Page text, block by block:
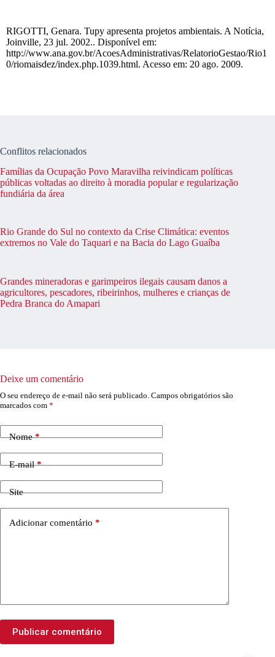
RIGOTTI, Genara. Tupy apresenta projetos ambientais. A Notícia,
Joinville, 23 jul. 2002.. Disponível em:
http://www.ana.gov.br/AcoesAdministrativas/RelatorioGestao/Rio1
0/riomaisdez/index.php.1039.html. Acesso em: 20 ago. 2009.
Conflitos relacionados
Famílias da Ocupação Povo Maravilha reivindicam políticas
públicas voltadas ao direito à moradia popular e regularização
fundiária da área
Rio Grande do Sul no contexto da Crise Climática: eventos
extremos no Vale do Taquari e na Bacia do Lago Guaíba
Grandes mineradoras e garimpeiros ilegais causam danos a
agricultores, pescadores, ribeirinhos, mulheres e crianças de
Pedra Branca do Amapari
Deixe um comentário
O seu endereço de e-mail não será publicado. Campos obrigatórios são
marcados com *
Nome*
E-mail*
Site
Adicionar comentário *
Publicar comentário